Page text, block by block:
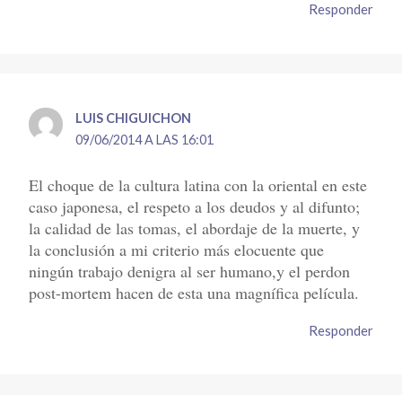
Responder
LUIS CHIGUICHON
09/06/2014 A LAS 16:01
El choque de la cultura latina con la oriental en este
caso japonesa, el respeto a los deudos y al difunto;
la calidad de las tomas, el abordaje de la muerte, y
la conclusión a mi criterio más elocuente que
ningún trabajo denigra al ser humano,y el perdon
post-mortem hacen de esta una magnífica película.
Responder